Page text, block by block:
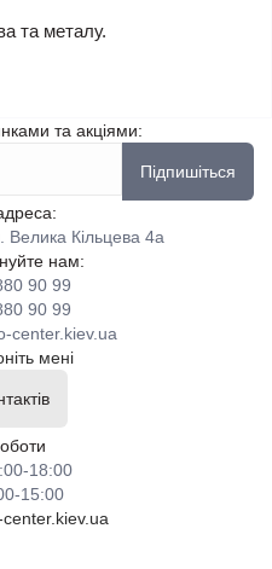
та металу.
та акціями:
Підпишіться
Велика Кільцева 4а
нам:
90 99
90 99
center.kiev.ua
мені
18:00
15:00